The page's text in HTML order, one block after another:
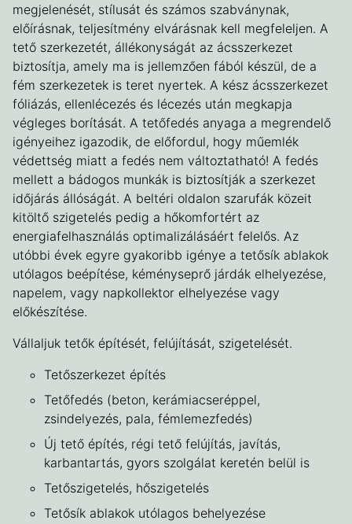
megjelenését, stílusát és számos szabványnak,
előírásnak, teljesítmény elvárásnak kell megfeleljen. A
tető szerkezetét, állékonyságát az ácsszerkezet
biztosítja, amely ma is jellemzően fából készül, de a
fém szerkezetek is teret nyertek. A kész ácsszerkezet
fóliázás, ellenlécezés és lécezés után megkapja
végleges borítását. A tetőfedés anyaga a megrendelő
igényeihez igazodik, de előfordul, hogy műemlék
védettség miatt a fedés nem változtatható! A fedés
mellett a bádogos munkák is biztosítják a szerkezet
időjárás állóságát. A beltéri oldalon szarufák közeit
kitöltő szigetelés pedig a hőkomfortért az
energiafelhasználás optimalizálásáért felelős. Az
utóbbi évek egyre gyakoribb igénye a tetősík ablakok
utólagos beépítése, kéményseprő járdák elhelyezése,
napelem, vagy napkollektor elhelyezése vagy
előkészítése.
Vállaljuk tetők építését, felújítását, szigetelését.
Tetőszerkezet építés
Tetőfedés (beton, kerámiacseréppel,
zsindelyezés, pala, fémlemezfedés)
Új tető építés, régi tető felújítás, javítás,
karbantartás, gyors szolgálat keretén belül is
Tetőszigetelés, hőszigetelés
Tetősík ablakok utólagos behelyezése